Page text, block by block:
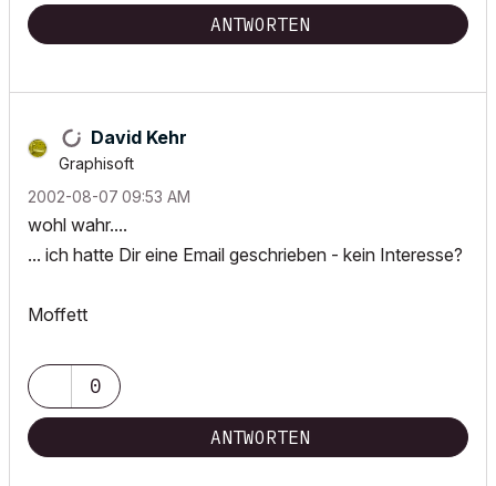
ANTWORTEN
David Kehr
Graphisoft
‎2002-08-07 09:53 AM
wohl wahr....
... ich hatte Dir eine Email geschrieben - kein Interesse?
Moffett
0
ANTWORTEN